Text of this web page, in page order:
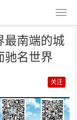
最南端的城
驰名世界
关注